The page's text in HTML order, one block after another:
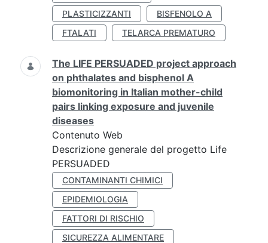
PLASTICIZZANTI
BISFENOLO A
FTALATI
TELARCA PREMATURO
The LIFE PERSUADED project approach
on phthalates and bisphenol A
biomonitoring in Italian mother-child
pairs linking exposure and juvenile
diseases
Contenuto Web
Descrizione generale del progetto Life
PERSUADED
CONTAMINANTI CHIMICI
EPIDEMIOLOGIA
FATTORI DI RISCHIO
SICUREZZA ALIMENTARE